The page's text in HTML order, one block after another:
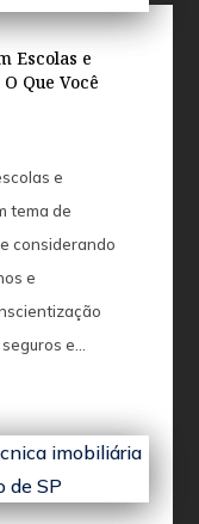
Escolas e
Que Você
e
tema de
considerando
e
e...